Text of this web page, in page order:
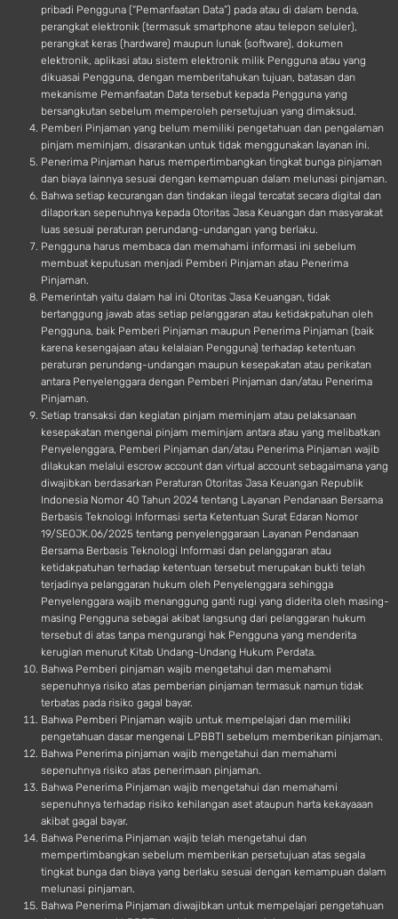
pribadi Pengguna (“Pemanfaatan Data”) pada atau di dalam benda,
perangkat elektronik (termasuk smartphone atau telepon seluler),
perangkat keras (hardware) maupun lunak (software), dokumen
elektronik, aplikasi atau sistem elektronik milik Pengguna atau yang
dikuasai Pengguna, dengan memberitahukan tujuan, batasan dan
mekanisme Pemanfaatan Data tersebut kepada Pengguna yang
bersangkutan sebelum memperoleh persetujuan yang dimaksud.
Pemberi Pinjaman yang belum memiliki pengetahuan dan pengalaman
pinjam meminjam, disarankan untuk tidak menggunakan layanan ini.
Penerima Pinjaman harus mempertimbangkan tingkat bunga pinjaman
dan biaya lainnya sesuai dengan kemampuan dalam melunasi pinjaman.
Bahwa setiap kecurangan dan tindakan ilegal tercatat secara digital dan
dilaporkan sepenuhnya kepada Otoritas Jasa Keuangan dan masyarakat
luas sesuai peraturan perundang-undangan yang berlaku.
Pengguna harus membaca dan memahami informasi ini sebelum
membuat keputusan menjadi Pemberi Pinjaman atau Penerima
Pinjaman.
Pemerintah yaitu dalam hal ini Otoritas Jasa Keuangan, tidak
bertanggung jawab atas setiap pelanggaran atau ketidakpatuhan oleh
Pengguna, baik Pemberi Pinjaman maupun Penerima Pinjaman (baik
karena kesengajaan atau kelalaian Pengguna) terhadap ketentuan
peraturan perundang-undangan maupun kesepakatan atau perikatan
antara Penyelenggara dengan Pemberi Pinjaman dan/atau Penerima
Pinjaman.
Setiap transaksi dan kegiatan pinjam meminjam atau pelaksanaan
kesepakatan mengenai pinjam meminjam antara atau yang melibatkan
Penyelenggara, Pemberi Pinjaman dan/atau Penerima Pinjaman wajib
dilakukan melalui escrow account dan virtual account sebagaimana yang
diwajibkan berdasarkan Peraturan Otoritas Jasa Keuangan Republik
Indonesia Nomor 40 Tahun 2024 tentang Layanan Pendanaan Bersama
Berbasis Teknologi Informasi serta Ketentuan Surat Edaran Nomor
19/SEOJK.06/2025 tentang penyelenggaraan Layanan Pendanaan
Bersama Berbasis Teknologi Informasi dan pelanggaran atau
ketidakpatuhan terhadap ketentuan tersebut merupakan bukti telah
terjadinya pelanggaran hukum oleh Penyelenggara sehingga
Penyelenggara wajib menanggung ganti rugi yang diderita oleh masing-
masing Pengguna sebagai akibat langsung dari pelanggaran hukum
tersebut di atas tanpa mengurangi hak Pengguna yang menderita
kerugian menurut Kitab Undang-Undang Hukum Perdata.
Bahwa Pemberi pinjaman wajib mengetahui dan memahami
sepenuhnya risiko atas pemberian pinjaman termasuk namun tidak
terbatas pada risiko gagal bayar.
Bahwa Pemberi Pinjaman wajib untuk mempelajari dan memiliki
pengetahuan dasar mengenai LPBBTI sebelum memberikan pinjaman.
Bahwa Penerima pinjaman wajib mengetahui dan memahami
sepenuhnya risiko atas penerimaan pinjaman.
Bahwa Penerima Pinjaman wajib mengetahui dan memahami
sepenuhnya terhadap risiko kehilangan aset ataupun harta kekayaaan
akibat gagal bayar.
Bahwa Penerima Pinjaman wajib telah mengetahui dan
mempertimbangkan sebelum memberikan persetujuan atas segala
tingkat bunga dan biaya yang berlaku sesuai dengan kemampuan dalam
melunasi pinjaman.
Bahwa Penerima Pinjaman diwajibkan untuk mempelajari pengetahuan